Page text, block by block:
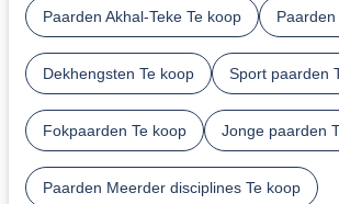
Paarden Akhal-Teke Te koop
Dekhengsten Te koop Sport paarden
Fokpaarden Te koop Jonge paarden
Paarden Meerder disciplines Te koop